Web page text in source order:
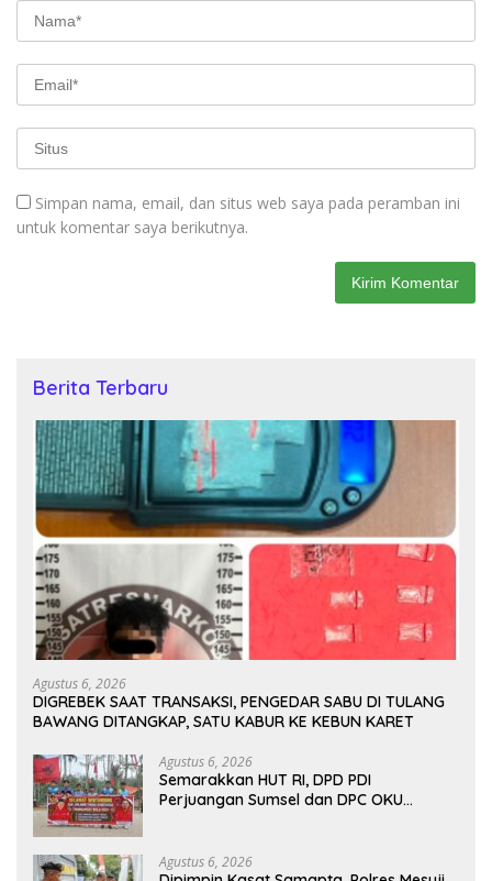
Simpan nama, email, dan situs web saya pada peramban ini
untuk komentar saya berikutnya.
Berita Terbaru
Agustus 6, 2026
DIGREBEK SAAT TRANSAKSI, PENGEDAR SABU DI TULANG
BAWANG DITANGKAP, SATU KABUR KE KEBUN KARET
Agustus 6, 2026
Semarakkan HUT RI, DPD PDI
Perjuangan Sumsel dan DPC OKU
Agustus 6, 2026